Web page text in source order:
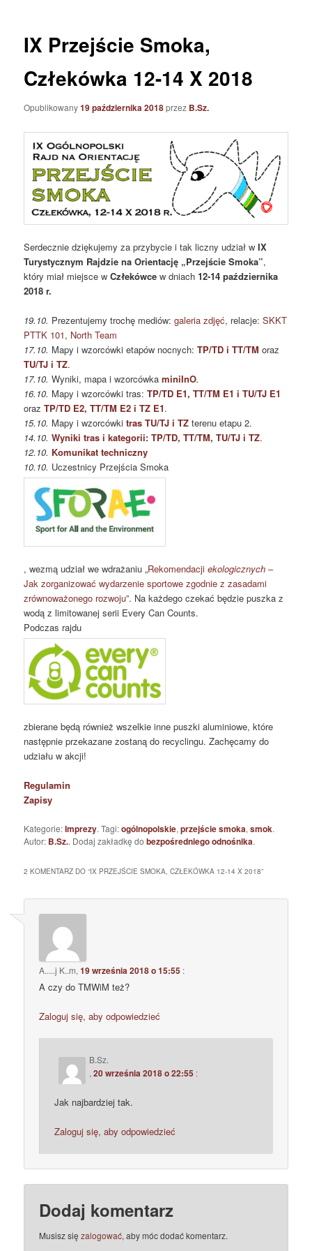
IX Przejście Smoka,
Człekówka 12-14 X 2018
Opublikowany19 października 2018przez B.Sz.
Serdecznie dziękujemy za przybycie i tak liczny udział wIX
Turystycznym Rajdzie na Orientację „Przejście Smoka”,
który miał miejsce wCzłekówce w dniach12-14 października
2018 r.
19.10. Prezentujemy trochę mediów:galeria zdjęć, relacje:SKKT
PTTK 101, North Team
17.10. Mapy i wzorcówki etapów nocnych:TP/TD i TT/TM oraz
TU/TJ i TZ.
17.10.Wyniki, mapa i wzorcówkaminiInO.
16.10. Mapy i wzorcówki tras:TP/TD E1, TT/TM E1 i TU/TJ E1
orazTP/TD E2, TT/TM E2 i TZ E1.
15.10. Mapy i wzorcówkitras TU/TJ i TZ terenu etapu 2.
14.10. Wyniki tras i kategorii: TP/TD, TT/TM, TU/TJ i TZ.
12.10. Komunikat techniczny
10.10. Uczestnicy Przejścia Smoka
, wezmą udział we wdrażaniu „Rekomendacjiekologicznych –
Jak zorganizować wydarzenie sportowe zgodnie z zasadami
zrównoważonego rozwoju”. Na każdego czekać będzie puszka z
wodą z limitowanej serii Every Can Counts.
Podczas rajdu
zbierane będą również wszelkie inne puszki aluminiowe, które
następnie przekazane zostaną do recyclingu. Zachęcamy do
udziału w akcji!
Regulamin
Zapisy
Kategorie:Imprezy. Tagi:ogólnopolskie,przejście smoka,smok.
Autor: B.Sz.. Dodaj zakładkę dobezpośredniego odnośnika.
2 KOMENTARZ DO “IX PRZEJŚCIE SMOKA, CZŁEKÓWKA 12-14 X 2018”
A.....j K..m,19 września 2018 o 15:55 :
A czy do TMWiM też?
Zaloguj się, aby odpowiedzieć
B.Sz.
,20 września 2018 o 22:55 :
Jak najbardziej tak.
Zaloguj się, aby odpowiedzieć
Dodaj komentarz
Musisz sięzalogować, aby móc dodać komentarz.